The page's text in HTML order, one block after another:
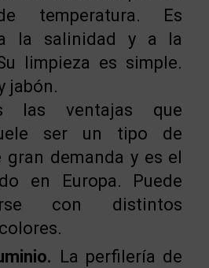
temperatura. Es
la salinidad y a la
limpieza es simple.
jabón.
las ventajas que
ser un tipo de
demanda y es el
en Europa. Puede
con distintos
La perfilería de